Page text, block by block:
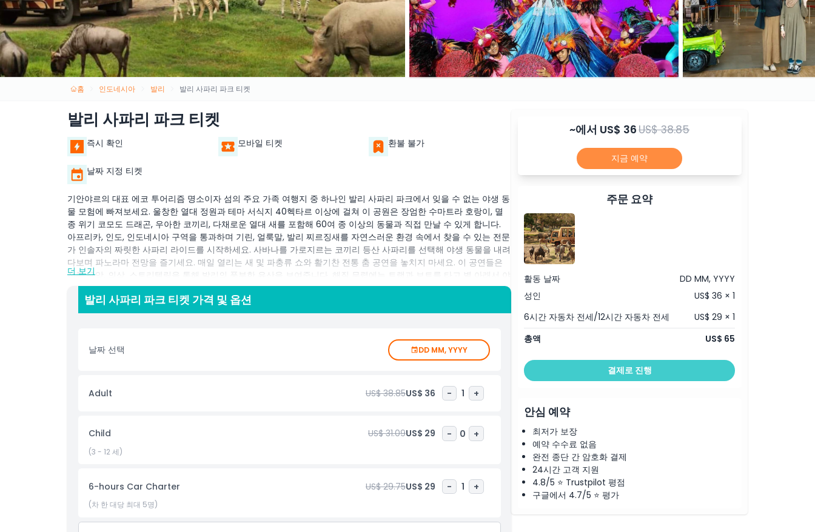
홈 인도네시아 발리 발리 사파리 파크 티켓
발리 사파리 파크 티켓
즉시 확인 모바일 티켓 환불 불가
날짜 지정 티켓
기안야르의 대표 에코 투어리즘 명소이자 섬의 주요 가족 여행지 중 하나인 발리 사파리 파크에서 잊을 수 없는 야생 동
물 모험에 빠져보세요. 울창한 열대 정원과 테마 서식지 40헥타르 이상에 걸쳐 이 공원은 장엄한 수마트라 호랑이, 멸
종 위기 코모도 드래곤, 우아한 코끼리, 다채로운 열대 새를 포함해 60여 종 이상의 동물과 직접 만날 수 있게 합니다.
아프리카, 인도, 인도네시아 구역을 통과하며 기린, 얼룩말, 발리 찌르징새를 자연스러운 환경 속에서 찾을 수 있는 전문
가 인솔자의 짜릿한 사파리 라이드를 시작하세요. 사바나를 가로지르는 코끼리 등산 사파리를 선택해 야생 동물을 내려
다보며 파노라마 전망을 즐기세요. 매일 열리는 새 및 파충류 쇼와 활기찬 전통 춤 공연을 놓치지 마세요. 이 공연들은
전통 음악, 의상, 스토리텔링을 통해 발리의 풍부한 유산을 보여줍니다. 해질 무렵에는 트램과 보트를 타고 별 아래서 야
행성 동물을 만나는 독점적인 나이트 사파리를 경험하세요. 만나기 사이사이에 인도네시아 및 세계 각국 요리를 제공하
는 구내 식당에서 재충전하고 그늘진 피크닉 공간에서 휴식하거나 아이들이 놀 수 있는 놀이터와 애완동물 동물원에서
시간을 보내세요. 줄 서지 않는 티켓, 가이드 투어, 동물 먹이주기 및 사진 패키지와 같은 선택적 추가 옵션과 함께 발리
아동 성인 정책
포함되지 않는 사항
더 보기
발리 사파리 파크 티켓 가격 및 옵션
날짜 선택 DD MM, YYYY
Adult US$ 38.85US$ 36 - 1 +
Child US$ 31.09US$ 29 - 0 +
(3 - 12 세)
6-hours Car Charter US$ 29.75US$ 29 - 1 +
(차 한 대당 최대 5명)
~에서 US$ 36US$ 38.85
지금 예약
주문 요약
활동 날짜
DD MM, YYYY
성인
US$ 36 × 1
6시간 자동차 전세/12시간 자동차 전세
US$ 29 × 1
총액
US$ 65
결제로 진행
안심 예약
최저가 보장
예약 수수료 없음
완전 종단 간 암호화 결제
24시간 고객 지원
4.8/5 ⭐ Trustpilot 평점
구글에서 4.7/5 ⭐ 평가